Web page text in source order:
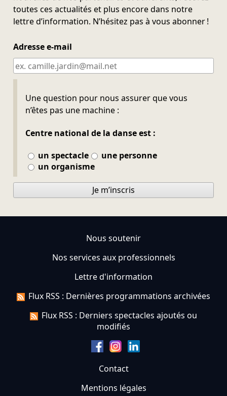
toutes ces actualités et plus encore dans notre
lettre d’information. N’hésitez pas à vous abonner !
Adresse e-mail
Une question pour nous assurer que vous
n’êtes pas une machine :
Centre national de la danse est :
un spectacle
une personne
un organisme
Ne pas remplir
Je m’inscris
Nous soutenir
Nos services aux professionnels
Lettre d'information
Flux RSS : Dernières programmations archivées
Flux RSS : Derniers spectacles ajoutés ou
modifiés
Contact
Mentions légales